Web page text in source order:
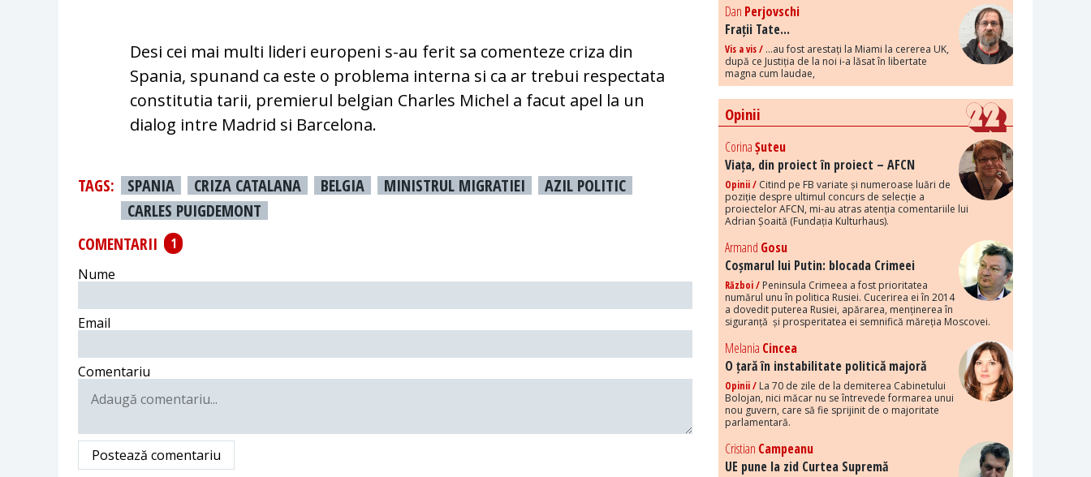
Desi cei mai multi lideri europeni s-au ferit sa comenteze criza din
Spania, spunand ca este o problema interna si ca ar trebui respectata
constitutia tarii, premierul belgian Charles Michel a facut apel la un
dialog intre Madrid si Barcelona.
TAGS: SPANIA CRIZA CATALANA BELGIA MINISTRUL MIGRATIEI
AZIL POLITIC
CARLES PUIGDEMONT
COMENTARII
1
Nume
Email
Comentariu
Postează comentariu
Dan Perjovschi
Frații Tate...
Vis a vis / ...au fost arestați la Miami la cererea UK,
după ce Justiția de la noi i-a lăsat în libertate
magna cum laudae,
Opinii
CorinaȘuteu
Viața, din proiect în proiect – AFCN
Opinii / Citind pe FB variate și numeroase luări de
poziție despre ultimul concurs de selecție a
proiectelor AFCN, mi-au atras atenția comentariile lui
Adrian Șoaită (Fundația Kulturhaus).
Armand Gosu
Coșmarul lui Putin: blocada Crimeei
Război / Peninsula Crimeea a fost prioritatea
numărul unu în politica Rusiei. Cucerirea ei în 2014
a dovedit puterea Rusiei, apărarea, menținerea în
siguranță și prosperitatea ei semnifică măreția Moscovei.
Melania Cincea
O țară în instabilitate politică majoră
Opinii / La 70 de zile de la demiterea Cabinetului
Bolojan, nici măcar nu se întrevede formarea unui
nou guvern, care să fie sprijinit de o majoritate
parlamentară.
Cristian Campeanu
UE pune la zid Curtea Supremă